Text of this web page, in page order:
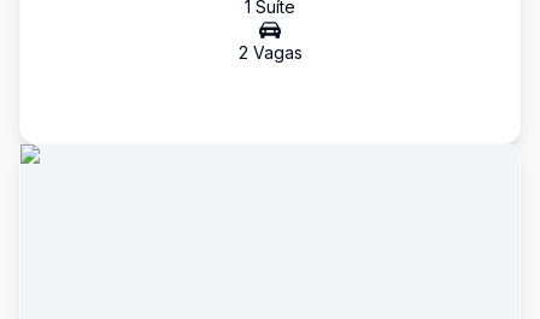
1 Suíte
2 Vagas